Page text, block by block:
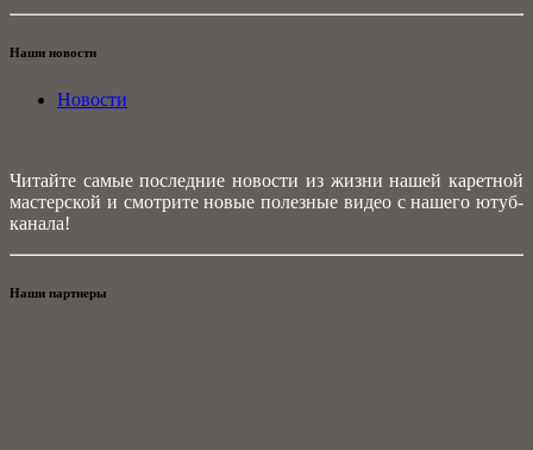
Наши новости
Новости
Читайте самые последние новости из жизни нашей каретной
мастерской и смотрите новые полезные видео с нашего ютуб-
канала!
Наши партнеры